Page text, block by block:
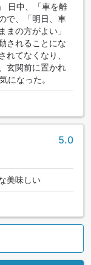
日中、「車を離
で、「明日、車
まの方がよい」
されることにな
れてなくなり、
玄関前に置かれ
になった。
5.0
美味しい